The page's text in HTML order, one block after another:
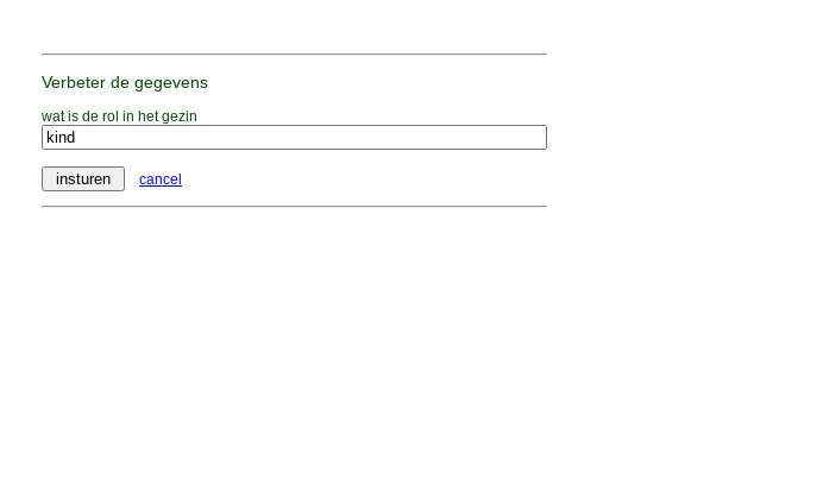
Verbeter de gegevens
wat is de rol in het gezin
cancel